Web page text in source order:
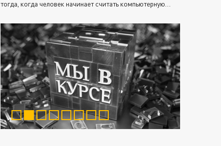
тогда, когда человек начинает считать компьютерную